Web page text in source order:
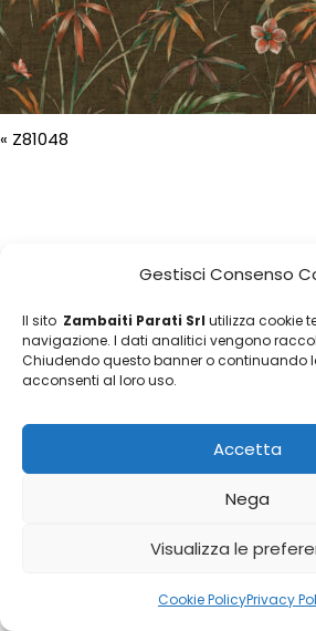
Gestisci Consenso
Il sito Zambaiti Parati Srl utilizza cookie
navigazione. I dati analitici vengono
Chiudendo questo banner o continuando
acconsenti al loro uso.
Accetta
Nega
Visualizza le
Cookie PolicyPrivacy
« Z81048